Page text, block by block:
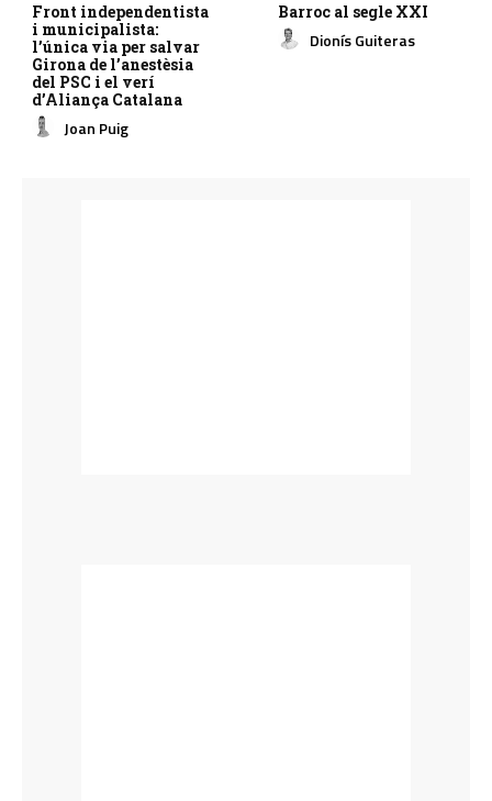
Front independentista
i municipalista:
l’única via per salvar
Girona de l’anestèsia
del PSC i el verí
d’Aliança Catalana
Joan Puig
Barroc al segle XXI
Dionís Guiteras